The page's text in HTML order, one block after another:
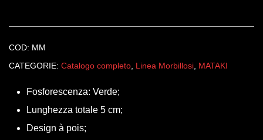
COD: MM
CATEGORIE: Catalogo completo Linea Morbillosi MATAKI
Fosforescenza: Verde;
Lunghezza totale 5 cm;
Design à pois;